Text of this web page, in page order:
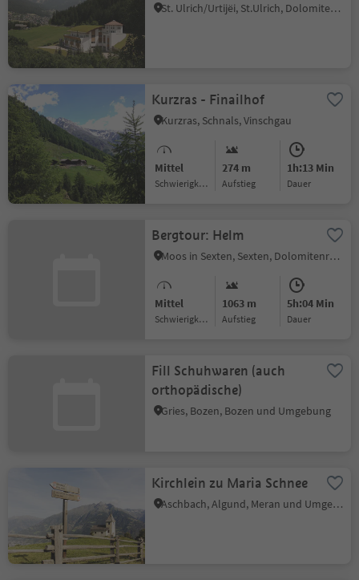
St. Ulrich/Urtijëi, St.Ulrich, Dolomitenregion Gröden
Kurzras - Finailhof
Kurzras, Schnals, Vinschgau
Mittel
Schwierigkeitsgrad
274 m
Aufstieg
1h:13 Min
Dauer
Bergtour: Helm
Moos in Sexten, Sexten, Dolomitenregion 3 Zinnen
Mittel
Schwierigkeitsgrad
1063 m
Aufstieg
5h:04 Min
Dauer
Fill Schuhwaren (auch
orthopädische)
Gries, Bozen, Bozen und Umgebung
Kirchlein zu Maria Schnee
Aschbach, Algund, Meran und Umgebung